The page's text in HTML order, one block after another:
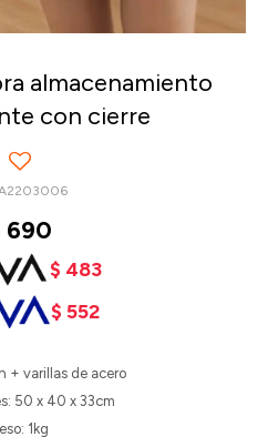
almacenamiento
con cierre
690
$ 483
$ 552
+ varillas de acero
50 x 40 x 33cm
1kg